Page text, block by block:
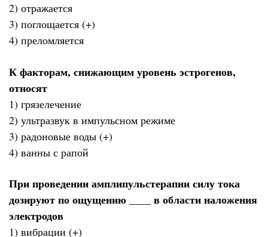
2) отражается
3) поглощается (+)
4) преломляется
К факторам, снижающим уровень эстрогенов,
относят
1) грязелечение
2) ультразвук в импульсном режиме
3) радоновые воды (+)
4) ванны с рапой
При проведении амплипульстерапии силу тока
дозируют по ощущению ____ в области наложения
электродов
1) вибрации (+)